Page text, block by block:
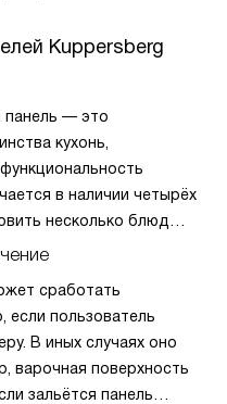
Kuppersberg
панель — это
кухонь,
в наличии четырёх
несколько блюд
Разнообразие
подходит для
кипячения
обеспечивает
и удобное
её идеальной для
сработать
если пользователь
В иных случаях оно
варочная поверхность
зальётся панель